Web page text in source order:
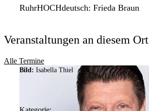
RuhrHOCHdeutsch: Frieda Braun
Veranstaltungen an diesem Ort
Alle Termine
Bild: Isabella Thiel